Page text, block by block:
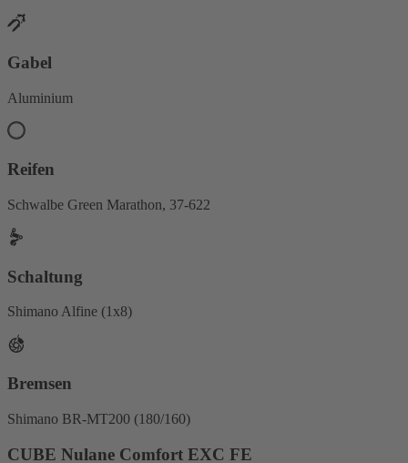
Gabel
Aluminium
Reifen
Schwalbe Green Marathon, 37-622
Schaltung
Shimano Alfine (1x8)
Bremsen
Shimano BR-MT200 (180/160)
CUBE Nulane Comfort EXC FE